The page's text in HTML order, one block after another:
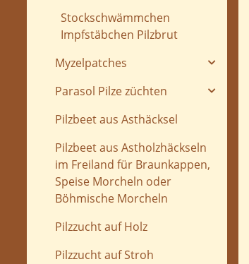
Stockschwämmchen
Impfstäbchen Pilzbrut
Myzelpatches
Parasol Pilze züchten
Pilzbeet aus Asthäcksel
Pilzbeet aus Astholzhäckseln
im Freiland für Braunkappen,
Speise Morcheln oder
Böhmische Morcheln
Pilzzucht auf Holz
Pilzzucht auf Stroh